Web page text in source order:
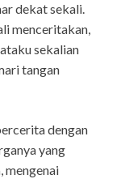
dekat sekali.
menceritakan,
sekalian
tangan
dengan
yang
mengenai